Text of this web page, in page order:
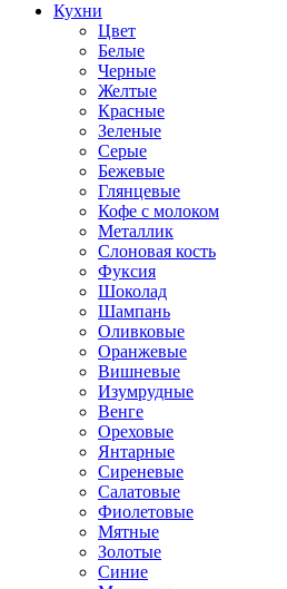
Кухни
Цвет
Белые
Черные
Желтые
Красные
Зеленые
Серые
Бежевые
Глянцевые
Кофе с молоком
Металлик
Слоновая кость
Фуксия
Шоколад
Шампань
Оливковые
Оранжевые
Вишневые
Изумрудные
Венге
Ореховые
Янтарные
Сиреневые
Салатовые
Фиолетовые
Мятные
Золотые
Синие